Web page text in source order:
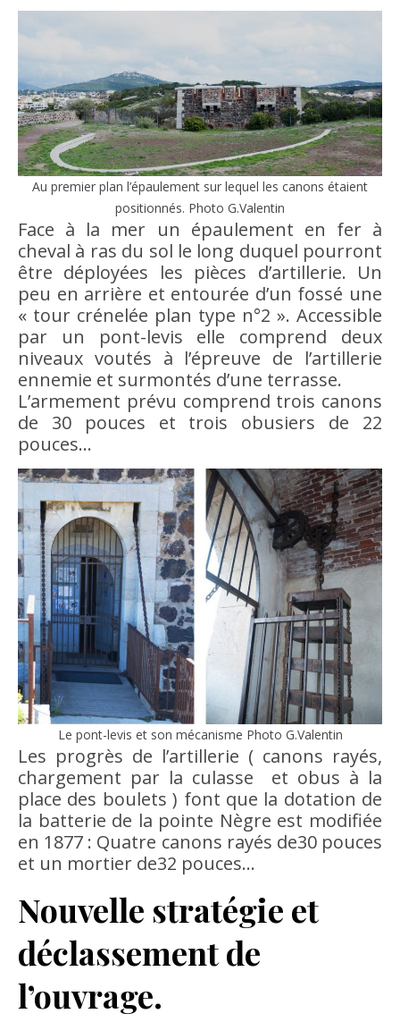
Au premier plan l’épaulement sur lequel les canons étaient
positionnés. Photo G.Valentin
Face à la mer un épaulement en fer à
cheval à ras du sol le long duquel pourront
être déployées les pièces d’artillerie. Un
peu en arrière et entourée d’un fossé une
« tour crénelée plan type n°2 ». Accessible
par un pont-levis elle comprend deux
niveaux voutés à l’épreuve de l’artillerie
ennemie et surmontés d’une terrasse.
L’armement prévu comprend trois canons
de 30 pouces et trois obusiers de 22
pouces…
Le pont-levis et son mécanisme Photo G.Valentin
Les progrès de l’artillerie ( canons rayés,
chargement par la culasse et obus à la
place des boulets ) font que la dotation de
la batterie de la pointe Nègre est modifiée
en 1877 : Quatre canons rayés de30 pouces
et un mortier de32 pouces…
Nouvelle stratégie et
déclassement de
l’ouvrage.